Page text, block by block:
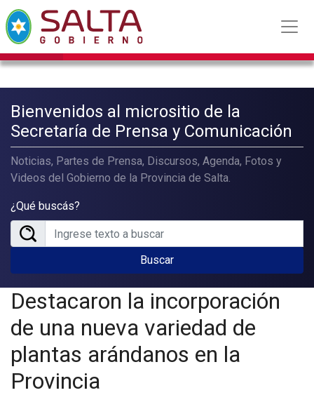
Bienvenidos al micrositio de la
Secretaría de Prensa y Comunicación
Noticias, Partes de Prensa, Discursos, Agenda, Fotos y
Videos del Gobierno de la Provincia de Salta.
¿Qué buscás?
Buscar
Destacaron la incorporación
de una nueva variedad de
plantas arándanos en la
Provincia